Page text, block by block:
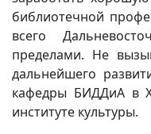
библиотечной
всего
пределами. Не
дальнейшего
кафедры БИДДиА в
институте культуры.